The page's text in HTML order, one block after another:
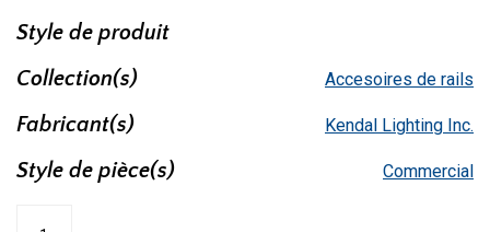
Style de produit
Collection(s)
Accesoires de rails
Fabricant(s) Kendal Lighting Inc.
Style de pièce(s) Commercial